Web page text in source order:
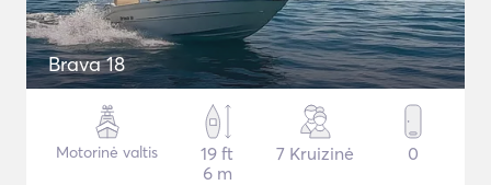
Brava 18
Motorinė valtis
19 ft
6 m
7 Kruizinė 0